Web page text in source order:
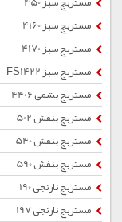
مستربچ سبز 4160
مستربچ سبز 4170
مستربچ سبز FS1422
مستربچ یشمی 4406
مستربچ بنفش 502
مستربچ بنفش 540
مستربچ بنفش 590
مستربچ نارنجی 190
مستربچ نارنجی 197